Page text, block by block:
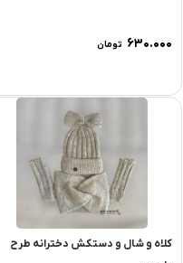
۶۳۰.۰۰۰ تومان
کلاه و شال و دستکش دخترانه طرح